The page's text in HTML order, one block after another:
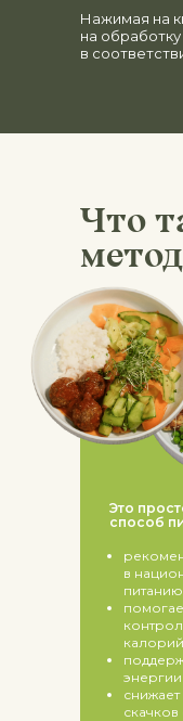
Нажимая на
на
в
Что
Это
способ
в
питанию
калорий
энергии
скачков